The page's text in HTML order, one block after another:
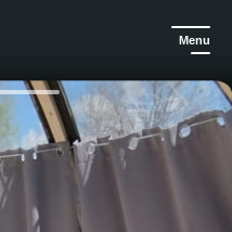
Menu
Außergewöhnliche Übernachtungen